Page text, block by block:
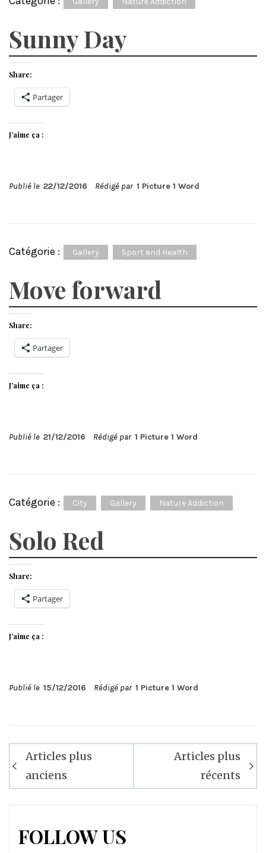
Sunny Day
Share:
Partager
J’aime ça :
Publié le 22/12/2016 Rédigé par 1 Picture 1 Word
Catégorie : Gallery Sport and Health
Move forward
Share:
Partager
J’aime ça :
Publié le 21/12/2016 Rédigé par 1 Picture 1 Word
Catégorie : City Gallery Nature Addiction
Solo Red
Share:
Partager
J’aime ça :
Publié le 15/12/2016 Rédigé par 1 Picture 1 Word
Navigation
des
articles
Articles plus
anciens
Articles plus
récents
FOLLOW US